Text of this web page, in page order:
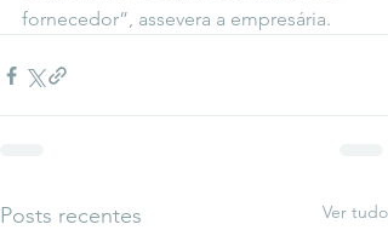
fornecedor”, assevera a empresária.
Posts recentes Ver tudo